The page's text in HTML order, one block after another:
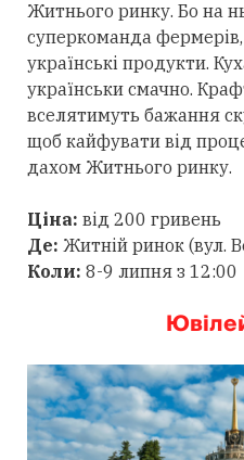
Житнього ринку. Бо на
суперкоманда фермерів,
українські продукти.
українськи смачно.
вселятимуть бажання
щоб кайфувати від
дахом Житнього ринку.
Ціна: від 200 гривень
Де: Житній ринок (вул.
Коли: 8-9 липня з 12:00